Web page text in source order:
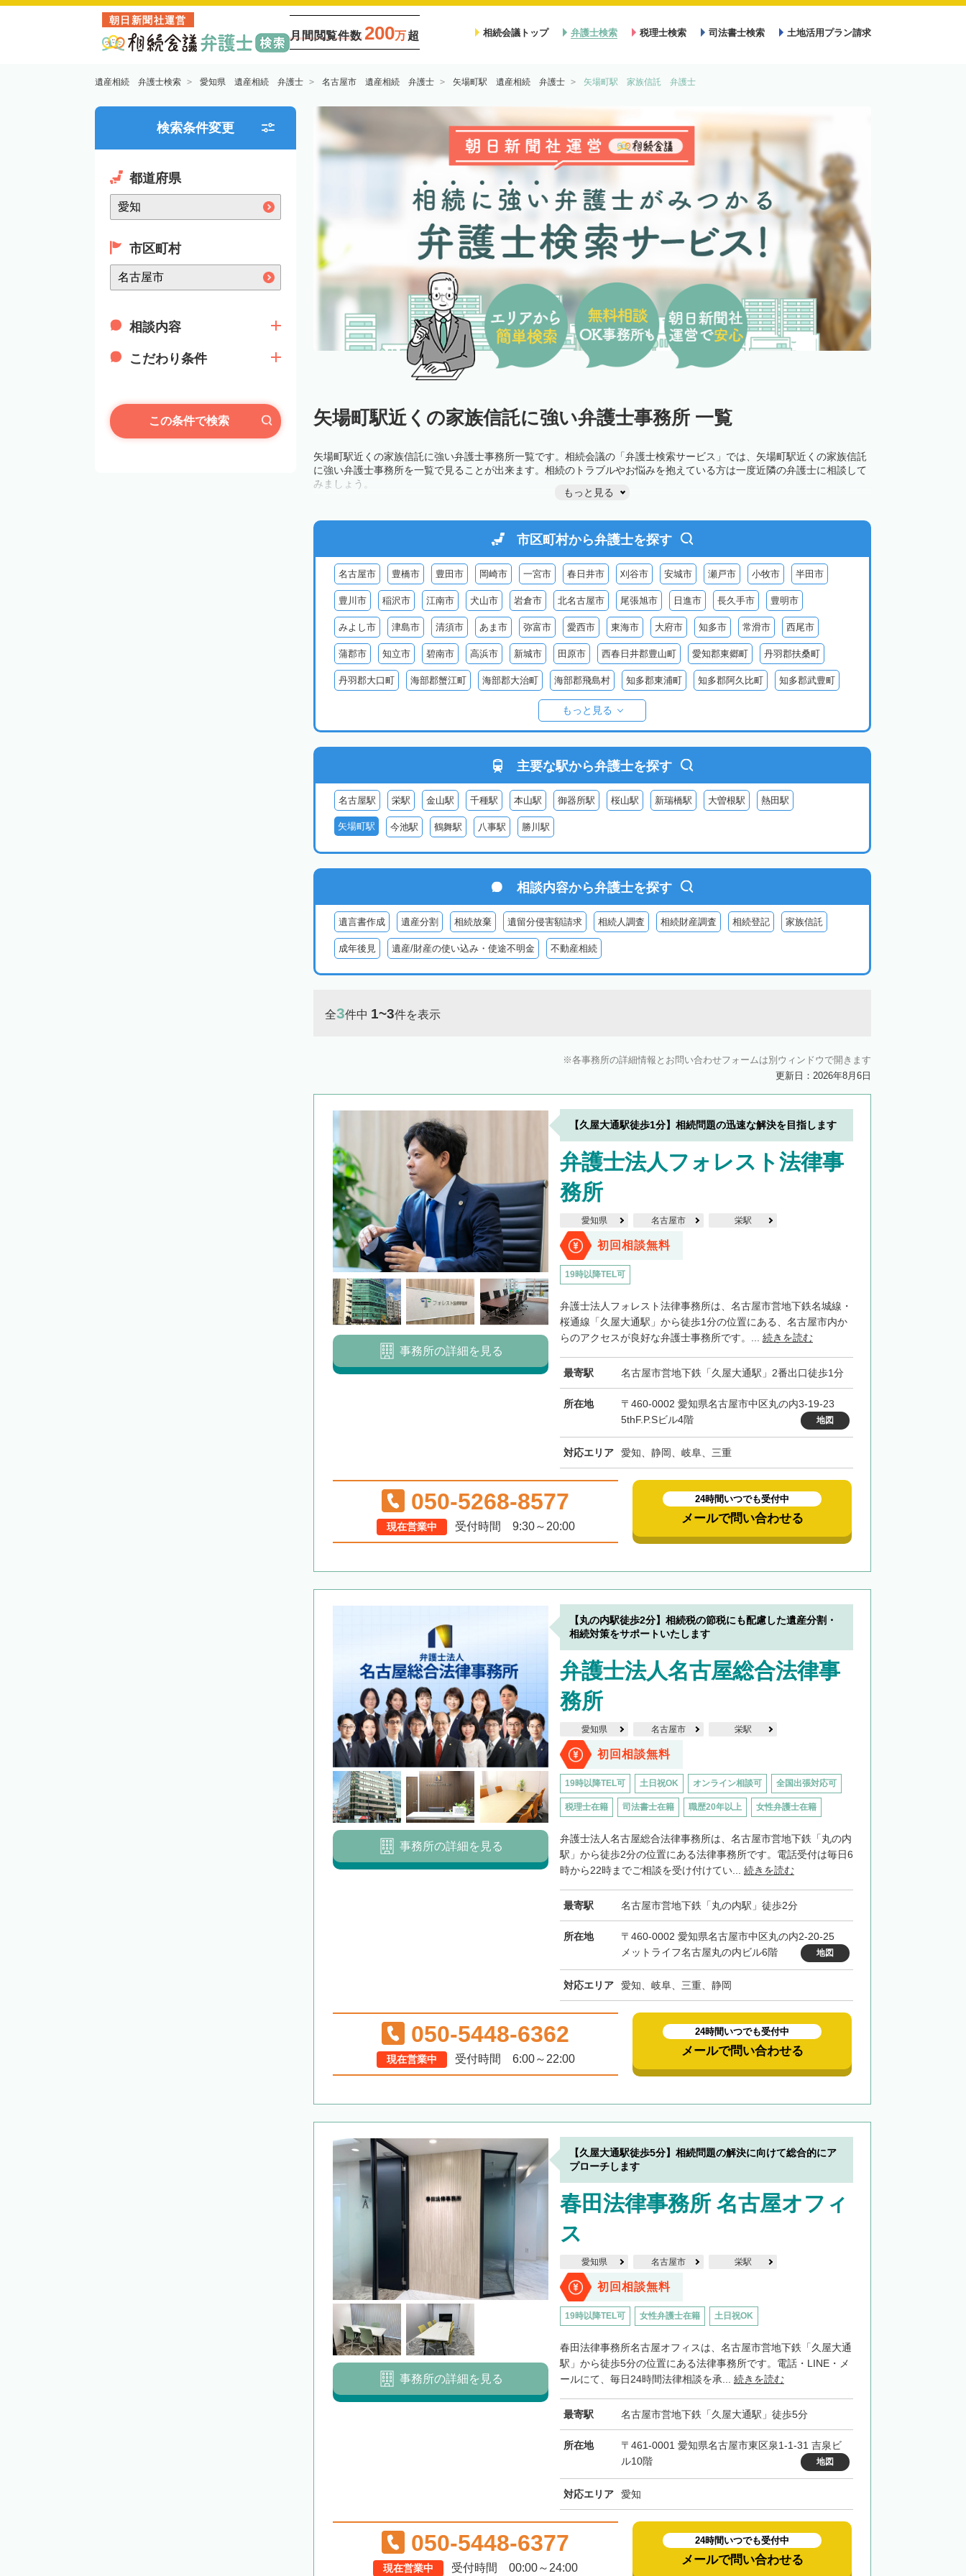
朝日新聞社運営
月間閲覧件数 200万超 相続会議トップ 弁護士検索 税理士検索 司法書士検索 土地活用プラン請求
遺産相続 弁護士検索 愛知県 遺産相続 弁護士 名古屋市 遺産相続 弁護士 矢場町駅 遺産相続 弁護士 矢場町駅 家族信託 弁護士
検索条件変更
都道府県
市区町村
相談内容
こだわり条件
この条件で検索 矢場町駅近くの家族信託に強い弁護士事務所 一覧
矢場町駅近くの家族信託に強い弁護士事務所一覧です。相続会議の「弁護士検索サービス」では、矢場町駅近くの家族信託
に強い弁護士事務所を一覧で見ることが出来ます。相続のトラブルやお悩みを抱えている方は一度近隣の弁護士に相談して
みましょう。
もっと見る
市区町村から弁護士を探す
名古屋市 豊橋市 豊田市 岡崎市 一宮市 春日井市 刈谷市 安城市 瀬戸市 小牧市 半田市
豊川市 稲沢市 江南市 犬山市 岩倉市 北名古屋市 尾張旭市 日進市 長久手市 豊明市
みよし市 津島市 清須市 あま市 弥富市 愛西市 東海市 大府市 知多市 常滑市 西尾市
蒲郡市 知立市 碧南市 高浜市 新城市 田原市 西春日井郡豊山町 愛知郡東郷町 丹羽郡扶桑町
丹羽郡大口町 海部郡蟹江町 海部郡大治町 海部郡飛島村 知多郡東浦町 知多郡阿久比町 知多郡武豊町
北設楽郡設楽町
もっと見る
主要な駅から弁護士を探す
名古屋駅 栄駅 金山駅 千種駅 本山駅 御器所駅 桜山駅 新瑞橋駅 大曽根駅 熱田駅
矢場町駅 今池駅 鶴舞駅 八事駅 勝川駅
相談内容から弁護士を探す
遺言書作成 遺産分割 相続放棄 遺留分侵害額請求 相続人調査 相続財産調査 相続登記 家族信託
成年後見 遺産/財産の使い込み・使途不明金 不動産相続
全3件中 1~3件を表示
各事務所の詳細情報とお問い合わせフォームは別ウィンドウで開きます
更新日：2026年8月6日
【久屋大通駅徒歩1分】相続問題の迅速な解決を目指します
弁護士法人フォレスト法律事
務所
愛知県 名古屋市 栄駅
初回相談無料
19時以降TEL可
弁護士法人フォレスト法律事務所は、名古屋市営地下鉄名城線・
桜通線「久屋大通駅」から徒歩1分の位置にある、名古屋市内か
らのアクセスが良好な弁護士事務所です。... 続きを読む
最寄駅 名古屋市営地下鉄「久屋大通駅」2番出口徒歩1分
所在地
〒460-0002 愛知県名古屋市中区丸の内3-19-23
5thF.P.Sビル4階
地図
対応エリア 愛知、静岡、岐阜、三重
事務所の詳細を見る
050-5268-8577
現在営業中 受付時間 9:30～20:00
24時間いつでも受付中
メールで問い合わせる
【丸の内駅徒歩2分】相続税の節税にも配慮した遺産分割・
相続対策をサポートいたします
弁護士法人名古屋総合法律事
務所
愛知県 名古屋市 栄駅
初回相談無料
19時以降TEL可 土日祝OK オンライン相談可 全国出張対応可
税理士在籍 司法書士在籍 職歴20年以上 女性弁護士在籍
弁護士法人名古屋総合法律事務所は、名古屋市営地下鉄「丸の内
駅」から徒歩2分の位置にある法律事務所です。電話受付は毎日6
時から22時までご相談を受け付けてい... 続きを読む
最寄駅 名古屋市営地下鉄「丸の内駅」徒歩2分
所在地
〒460-0002 愛知県名古屋市中区丸の内2-20-25
メットライフ名古屋丸の内ビル6階
地図
対応エリア 愛知、岐阜、三重、静岡
事務所の詳細を見る
050-5448-6362
現在営業中 受付時間 6:00～22:00
24時間いつでも受付中
メールで問い合わせる
【久屋大通駅徒歩5分】相続問題の解決に向けて総合的にア
プローチします
春田法律事務所 名古屋オフィ
ス
愛知県 名古屋市 栄駅
初回相談無料
19時以降TEL可 女性弁護士在籍 土日祝OK
春田法律事務所名古屋オフィスは、名古屋市営地下鉄「久屋大通
駅」から徒歩5分の位置にある法律事務所です。電話・LINE・メ
ールにて、毎日24時間法律相談を承... 続きを読む
最寄駅 名古屋市営地下鉄「久屋大通駅」徒歩5分
所在地
〒461-0001 愛知県名古屋市東区泉1-1-31 吉泉ビ
ル10階
地図
対応エリア 愛知
事務所の詳細を見る
050-5448-6377
現在営業中 受付時間 00:00～24:00
24時間いつでも受付中
メールで問い合わせる